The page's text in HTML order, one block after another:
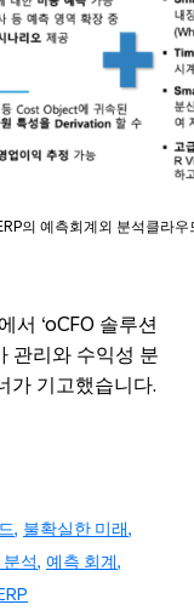
의 예측회계외 분석클라
에서 ‘oCFO 솔루션
관리와 수익성 분
가 기고했습니다.
불확실한 미래
석 예측 회계